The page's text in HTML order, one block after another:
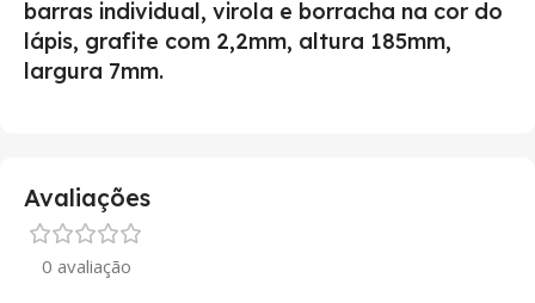
barras individual, virola e borracha na cor do
lápis, grafite com 2,2mm, altura 185mm,
largura 7mm.
Avaliações
0 avaliação